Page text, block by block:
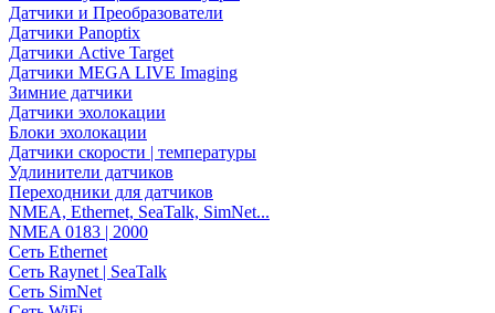
Датчики и Преобразователи
Датчики Panoptix
Датчики Active Target
Датчики MEGA LIVE Imaging
Зимние датчики
Датчики эхолокации
Блоки эхолокации
Датчики скорости | температуры
Удлинители датчиков
Переходники для датчиков
NMEA, Ethernet, SeaTalk, SimNet...
NMEA 0183 | 2000
Сеть Ethernet
Сеть Raynet | SeaTalk
Сеть SimNet